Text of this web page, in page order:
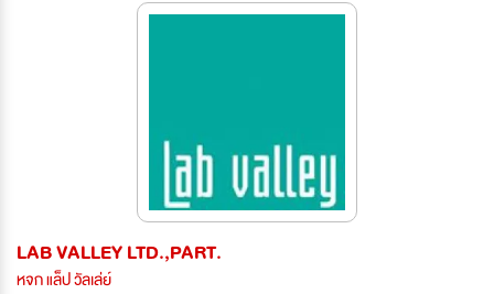
LAB VALLEY LTD.,PART.
หจก แล็ป วัลเล่ย์